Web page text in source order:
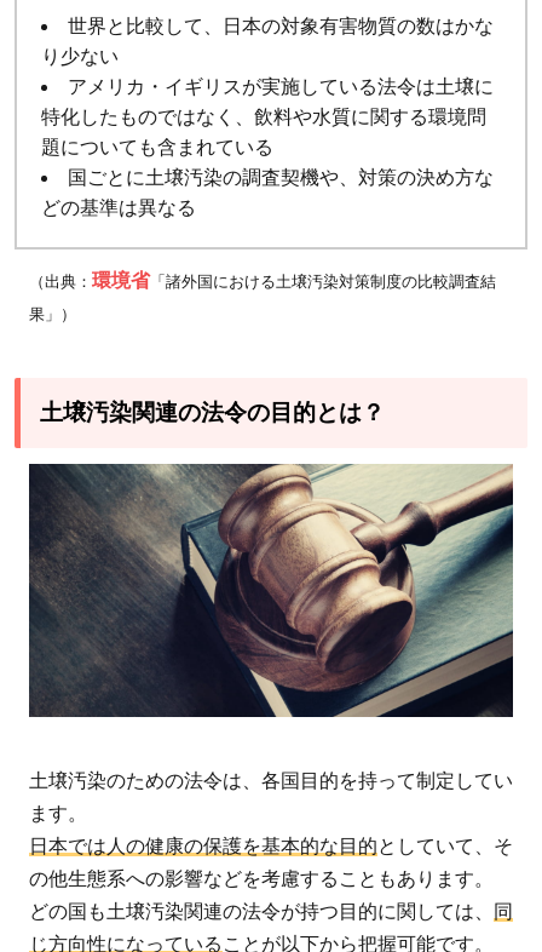
世界と比較して、日本の対象有害物質の数はかな
り少ない
アメリカ・イギリスが実施している法令は土壌に
特化したものではなく、飲料や水質に関する環境問
題についても含まれている
国ごとに土壌汚染の調査契機や、対策の決め方な
どの基準は異なる
（出典： 環境省「諸外国における土壌汚染対策制度の比較調査結
果」）
土壌汚染関連の法令の目的とは？
土壌汚染のための法令は、各国目的を持って制定してい
ます。
日本では人の健康の保護を基本的な目的としていて、そ
の他生態系への影響などを考慮することもあります。
どの国も土壌汚染関連の法令が持つ目的に関しては、
同
じ方向性になっている ことが以下から把握可能です。